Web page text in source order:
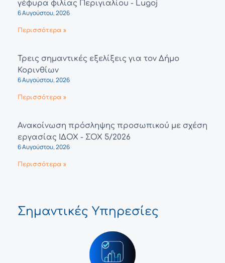
γέφυρα φιλίας Περιγιαλίου - Lugoj
6 Αυγούστου, 2026
Περισσότερα »
Τρεις σημαντικές εξελίξεις για τον Δήμο
Κορινθίων
6 Αυγούστου, 2026
Περισσότερα »
Ανακοίνωση πρόσληψης προσωπικού με σχέση
εργασίας ΙΔΟΧ - ΣΟΧ 5/2026
6 Αυγούστου, 2026
Περισσότερα »
Σημαντικές Υπηρεσίες